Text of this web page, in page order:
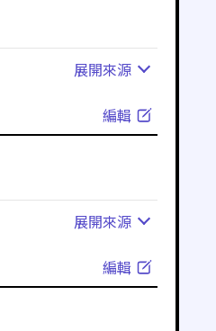
展開來源
編輯
展開來源
編輯